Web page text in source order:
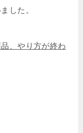
した。
、やり方が終わ